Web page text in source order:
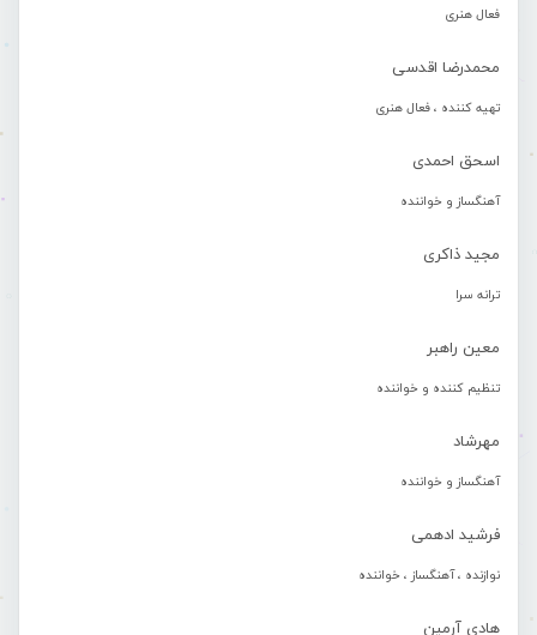
فعال هنری
محمدرضا اقدسی
تهیه کننده ، فعال هنری
اسحق احمدی
آهنگساز و خواننده
مجید ذاکری
ترانه سرا
معین راهبر
تنظیم کننده و خواننده
مهرشاد
آهنگساز و خواننده
فرشید ادهمی
نوازنده ، آهنگساز ، خواننده
هادی آرمین